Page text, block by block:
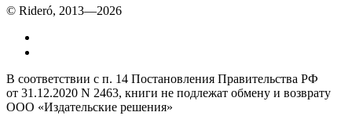
© Rideró, 2013—2026
В соответствии с п. 14 Постановления Правительства РФ
от 31.12.2020 N 2463, книги не подлежат обмену и возврату
ООО «Издательские решения»